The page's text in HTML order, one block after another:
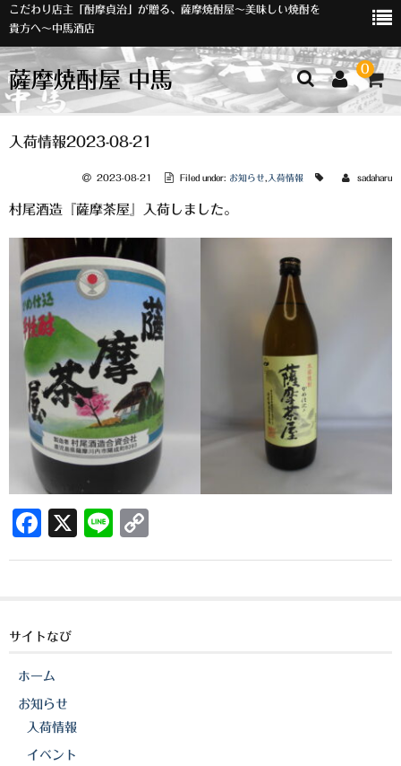
こだわり店主「酎摩貞治」が贈る、薩摩焼酎屋～美味しい焼酎を
貴方へ～中馬酒店
薩摩焼酎屋 中馬 0
ホーム
入荷情報
オリジナルラベル
店主おすすめ
数量限定
希少焼酎
季節限定品
セット商品
リキュール
中馬酒店オリジナル
全取扱商品
森伊蔵酒造
入荷情報2023-08-21
2023-08-21 Filed under: お知らせ 入荷情報 sadaharu
村尾酒造『薩摩茶屋』入荷しました。
F
b
o
o
k
X
Li
サイトなび
ホーム
お知らせ
入荷情報
イベント